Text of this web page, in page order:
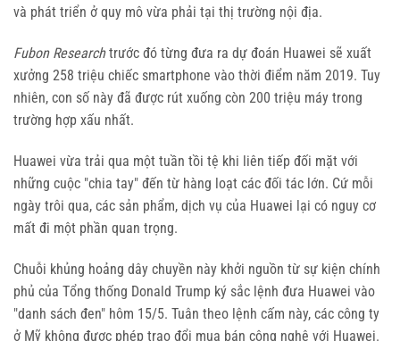
và phát triển ở quy mô vừa phải tại thị trường nội địa.
Fubon Researchtrước đó từng đưa ra dự đoán Huawei sẽ xuất
xưởng 258 triệu chiếc smartphone vào thời điểm năm 2019. Tuy
nhiên, con số này đã được rút xuống còn 200 triệu máy trong
trường hợp xấu nhất.
Huawei vừa trải qua một tuần tồi tệ khi liên tiếp đối mặt với
những cuộc "chia tay" đến từ hàng loạt các đối tác lớn. Cứ mỗi
ngày trôi qua, các sản phẩm, dịch vụ của Huawei lại có nguy cơ
mất đi một phần quan trọng.
Chuỗi khủng hoảng dây chuyền này khởi nguồn từ sự kiện chính
phủ của Tổng thống Donald Trump ký sắc lệnh đưa Huawei vào
"danh sách đen" hôm 15/5. Tuân theo lệnh cấm này, các công ty
ở Mỹ không được phép trao đổi mua bán công nghệ với Huawei.